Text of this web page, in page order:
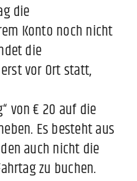
die
Konto noch nicht
die
vor Ort statt,
von € 20 auf die
Es besteht aus
auch nicht die
zu buchen.